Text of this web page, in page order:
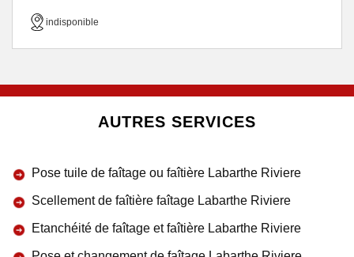
indisponible
AUTRES SERVICES
Pose tuile de faîtage ou faîtière Labarthe Riviere
Scellement de faîtière faîtage Labarthe Riviere
Etanchéité de faîtage et faîtière Labarthe Riviere